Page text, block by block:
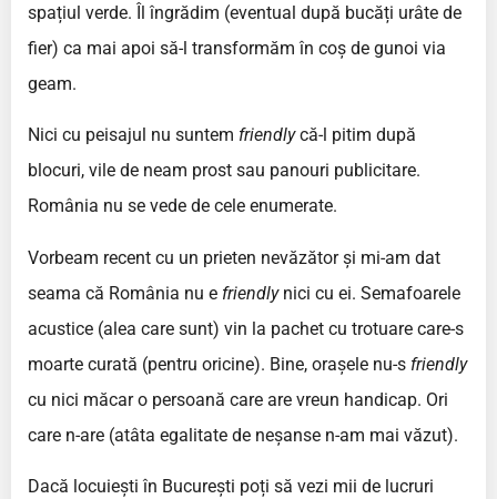
spațiul verde. Îl îngrădim (eventual după bucăți urâte de
fier) ca mai apoi să-l transformăm în coș de gunoi via
geam.
Nici cu peisajul nu suntem friendlycă-l pitim după
blocuri, vile de neam prost sau panouri publicitare.
România nu se vede de cele enumerate.
Vorbeam recent cu un prieten nevăzător și mi-am dat
seama că România nu e friendlynici cu ei. Semafoarele
acustice (alea care sunt) vin la pachet cu trotuare care-s
moarte curată (pentru oricine). Bine, orașele nu-s friendly
cu nici măcar o persoană care are vreun handicap. Ori
care n-are (atâta egalitate de neșanse n-am mai văzut).
Dacă locuiești în București poți să vezi mii de lucruri